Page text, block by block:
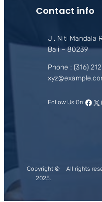
Contact info
Jl. Niti Mandala
Bali – 80239
Phone : (316)
Follow Us On: X
Copyright ©
2025.
All rights